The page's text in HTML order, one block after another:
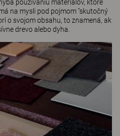
používaniu materiálov, ktoré
na mysli pod pojmom "skutočný
o svojom obsahu, to znamená, ak
drevo alebo dyha.